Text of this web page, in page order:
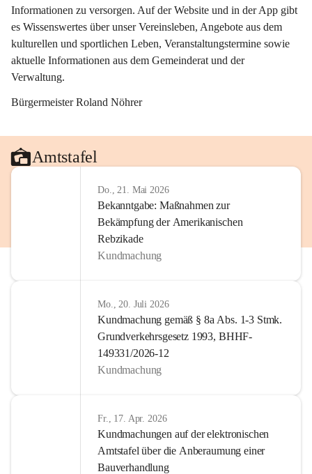
Informationen zu versorgen. Auf der Website und in der App gibt
es Wissenswertes über unser Vereinsleben, Angebote aus dem
kulturellen und sportlichen Leben, Veranstaltungstermine sowie
aktuelle Informationen aus dem Gemeinderat und der
Verwaltung.
Bürgermeister Roland Nöhrer
Amtstafel
Do., 21. Mai 2026
Bekanntgabe: Maßnahmen zur
Bekämpfung der Amerikanischen
Rebzikade
Kundmachung
Mo., 20. Juli 2026
Kundmachung gemäß § 8a Abs. 1-3 Stmk.
Grundverkehrsgesetz 1993, BHHF-
149331/2026-12
Kundmachung
Fr., 17. Apr. 2026
Kundmachungen auf der elektronischen
Amtstafel über die Anberaumung einer
Bauverhandlung